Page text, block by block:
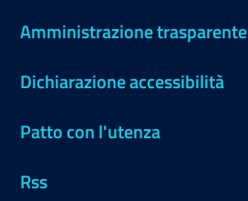
Amministrazione trasparente
Dichiarazione accessibilità
Patto con l'utenza
Rss